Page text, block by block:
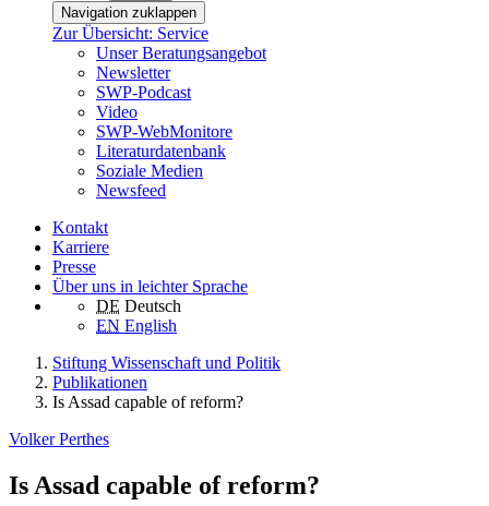
Navigation zuklappen
Zur Übersicht: Service
Unser Beratungsangebot
Newsletter
SWP-Podcast
Video
SWP-WebMonitore
Literaturdatenbank
Soziale Medien
Newsfeed
Kontakt
Karriere
Presse
Über uns in leichter Sprache
DE Deutsch
EN English
Stiftung Wissenschaft und Politik
Publikationen
Is Assad capable of reform?
Volker Perthes
Is Assad capable of reform?